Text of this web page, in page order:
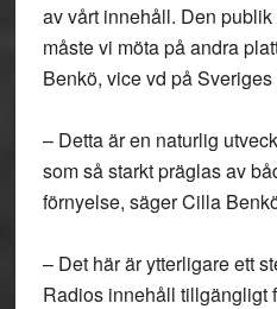
av vårt innehåll. Den
måste vi möta på andra
Benkö, vice vd på
– Detta är en naturlig
som så starkt präglas av
förnyelse, säger Cilla
– Det här är ytterligare ett
Radios innehåll tillgängligt